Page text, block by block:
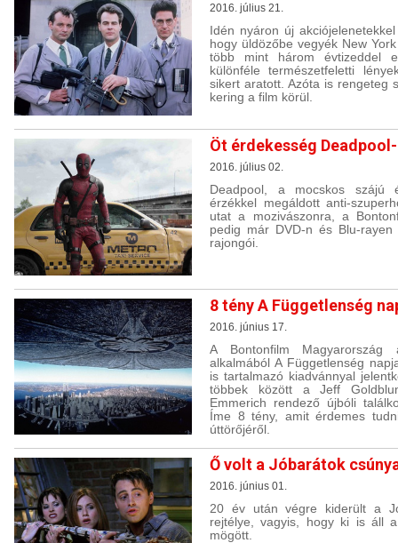
2016. július 21.
Idén nyáron új
hogy üldözőbe vegyék New
több mint három évtizeddel
különféle természetfeletti
sikert aratott. Azóta is rengeteg
kering a film körül.
Öt érdekesség
2016. július 02.
Deadpool, a mocskos szájú
érzékkel megáldott anti-
utat a mozivászonra, a
pedig már DVD-n és Blu-
rajongói.
8 tény A Függetlenség
2016. június 17.
A Bontonfilm
alkalmából A Függetlenség
is tartalmazó kiadvánnyal
többek között a Jeff
Emmerich rendező újbóli
Íme 8 tény, amit érdemes
úttörőjéről.
Ő volt a Jóbarátok
2016. június 01.
20 év után végre kiderült a
rejtélye, vagyis, hogy ki is áll
mögött.